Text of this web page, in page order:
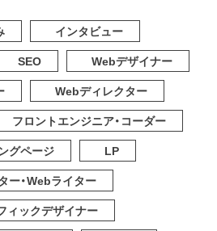
インタビュー
SEO
Webデザイナー
Webディレクター
フロントエンジニア・コーダー
グページ
LP
ー・Webライター
ィックデザイナー